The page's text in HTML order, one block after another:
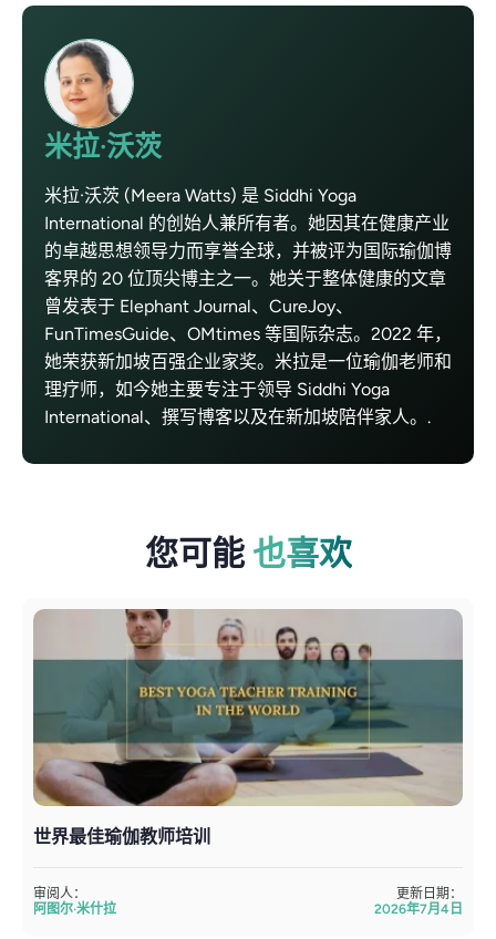
米拉·沃茨
米拉·沃茨 (Meera Watts) 是 Siddhi Yoga
International 的创始人兼所有者。她因其在健康产业
的卓越思想领导力而享誉全球，并被评为国际瑜伽博
客界的 20 位顶尖博主之一。她关于整体健康的文章
曾发表于 Elephant Journal、CureJoy、
FunTimesGuide、OMtimes 等国际杂志。2022 年，
她荣获新加坡百强企业家奖。米拉是一位瑜伽老师和
理疗师，如今她主要专注于领导 Siddhi Yoga
International、撰写博客以及在新加坡陪伴家人。.
您可能 也喜欢
世界最佳瑜伽教师培训
审阅人：
阿图尔·米什拉
更新日期：
2026年7月4日